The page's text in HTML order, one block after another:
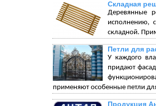
Складная
Деревянные
исполнению,
складной.
Петли для
У каждого
придают
применяют особенные петли
Продукция